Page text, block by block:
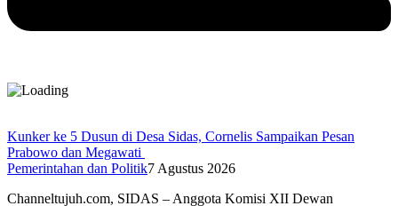
Kunker ke 5 Dusun di Desa Sidas, Cornelis Sampaikan Pesan
Prabowo dan Megawati
Pemerintahan dan Politik7 Agustus 2026
Channeltujuh.com, SIDAS – Anggota Komisi XII Dewan